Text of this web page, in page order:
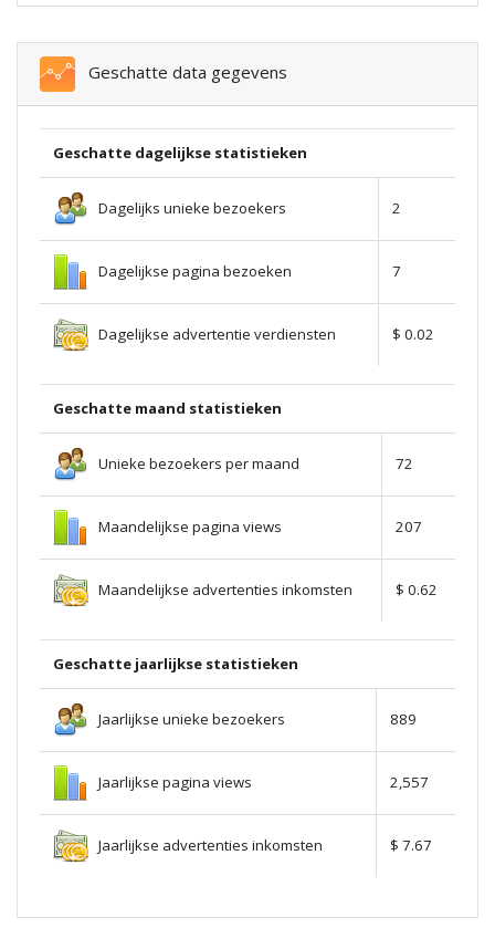
Geschatte data gegevens
Geschatte dagelijkse statistieken
Dagelijks unieke bezoekers 2
Dagelijkse pagina bezoeken 7
Dagelijkse advertentie verdiensten $ 0.02
Geschatte maand statistieken
Unieke bezoekers per maand 72
Maandelijkse pagina views 207
Maandelijkse advertenties inkomsten $ 0.62
Geschatte jaarlijkse statistieken
Jaarlijkse unieke bezoekers 889
Jaarlijkse pagina views 2,557
Jaarlijkse advertenties inkomsten $ 7.67